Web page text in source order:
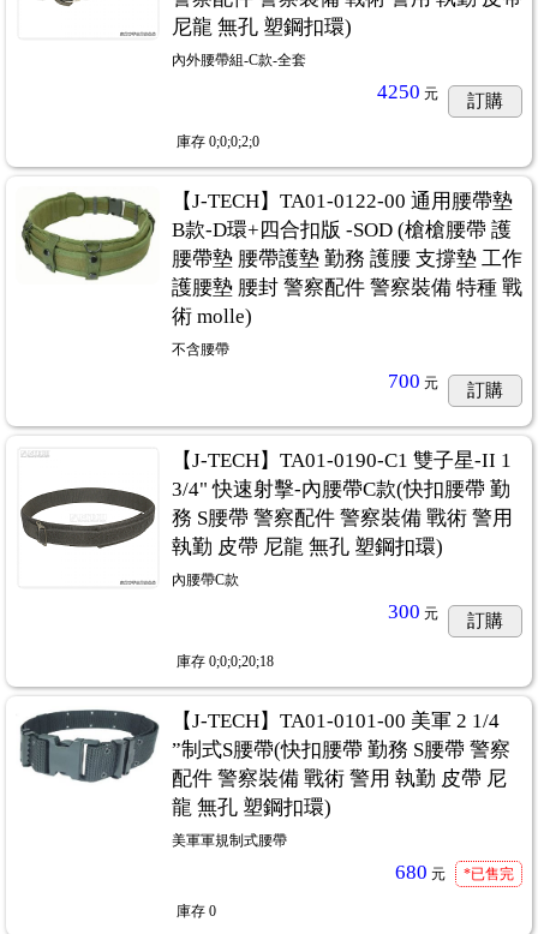
尼龍 無孔 塑鋼扣環)
內外腰帶組-C款-全套
4250 元 訂購
庫存 0;0;0;2;0
【J-TECH】TA01-0122-00 通用腰帶墊
B款-D環+四合扣版 -SOD (槍槍腰帶 護
腰帶墊 腰帶護墊 勤務 護腰 支撐墊 工作
護腰墊 腰封 警察配件 警察裝備 特種 戰
術 molle)
不含腰帶
700 元 訂購
【J-TECH】TA01-0190-C1 雙子星-II 1
3/4" 快速射擊-內腰帶C款(快扣腰帶 勤
務 S腰帶 警察配件 警察裝備 戰術 警用
執勤 皮帶 尼龍 無孔 塑鋼扣環)
內腰帶C款
300 元 訂購
庫存 0;0;0;20;18
【J-TECH】TA01-0101-00 美軍 2 1/4
”制式S腰帶(快扣腰帶 勤務 S腰帶 警察
配件 警察裝備 戰術 警用 執勤 皮帶 尼
龍 無孔 塑鋼扣環)
美軍軍規制式腰帶
680 元 *已售完
庫存 0